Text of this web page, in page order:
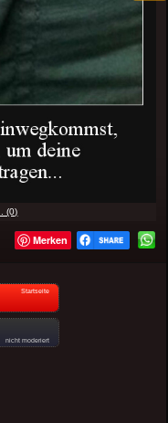
(0)
Merken
Startseite
nicht moderiert